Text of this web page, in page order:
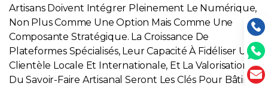
Artisans Doivent Intégrer Pleinement Le Numérique,
Non Plus Comme Une Option Mais Comme Une
Composante Stratégique. La Croissance De
Plateformes Spécialisés, Leur Capacité À Fidéliser Une
Clientèle Locale Et Internationale, Et La Valorisation
Du Savoir-Faire Artisanal Seront Les Clés Pour Bâtir